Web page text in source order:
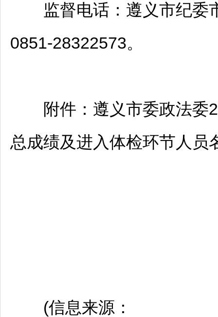
监督电话： 遵义市纪委
0851-28322573。
附件： 遵义市委政法委
总成绩及进入体检环节人员
(信息来源：